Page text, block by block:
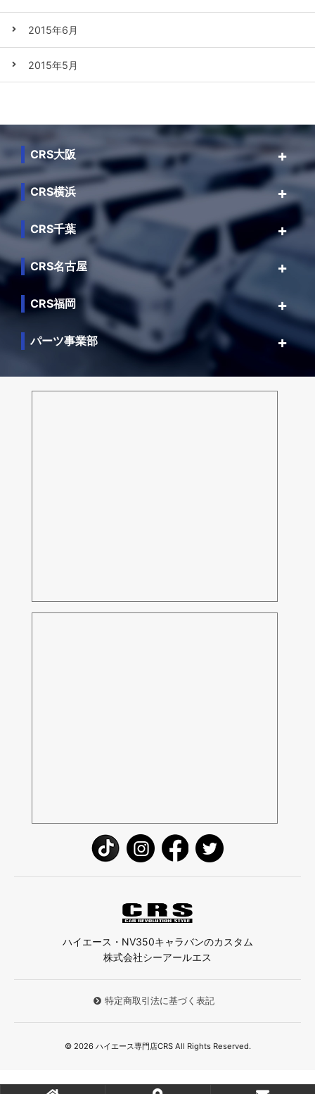
2015年6月
2015年5月
CRS大阪
CRS横浜
CRS千葉
CRS名古屋
CRS福岡
パーツ事業部
ハイエース・NV350キャラバンのカスタム
株式会社シーアールエス
特定商取引法に基づく表記
© 2026 ハイエース専門店CRS All Rights Reserved.